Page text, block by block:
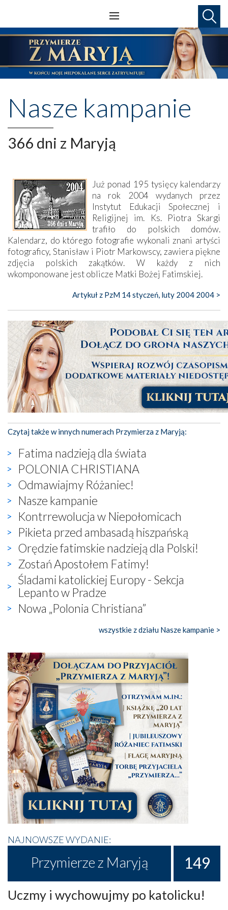
Nasze kampanie
366 dni z Maryją
Już ponad 195 tysięcy kalendarzy
na rok 2004 wydanych przez
Instytut Edukacji Społecznej i
Religijnej im. Ks. Piotra Skargi
trafiło do polskich domów.
Kalendarz, do którego fotografie wykonali znani artyści
fotograficy, Stanisław i Piotr Markowscy, zawiera piękne
zdjęcia polskich zakątków. W każdy z nich
wkomponowane jest oblicze Matki Bożej Fatimskiej.
Artykuł z PzM 14 styczeń, luty 2004 2004 >
Czytaj także w innych numerach Przymierza z Maryją:
Fatima nadzieją dla świata
POLONIA CHRISTIANA
Odmawiajmy Różaniec!
Nasze kampanie
Kontrrewolucja w Niepołomicach
Pikieta przed ambasadą hiszpańską
Orędzie fatimskie nadzieją dla Polski!
Zostań Apostołem Fatimy!
Śladami katolickiej Europy - Sekcja
Lepanto w Pradze
Nowa „Polonia Christiana”
wszystkie z działu Nasze kampanie >
NAJNOWSZE WYDANIE:
Przymierze z Maryją 149
Uczmy i wychowujmy po katolicku!